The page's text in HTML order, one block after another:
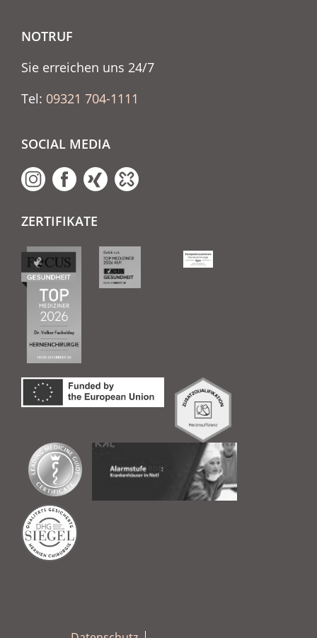
NOTRUF
Sie erreichen uns 24/7
Tel: 09321 704-1111
SOCIAL MEDIA
ZERTIFIKATE